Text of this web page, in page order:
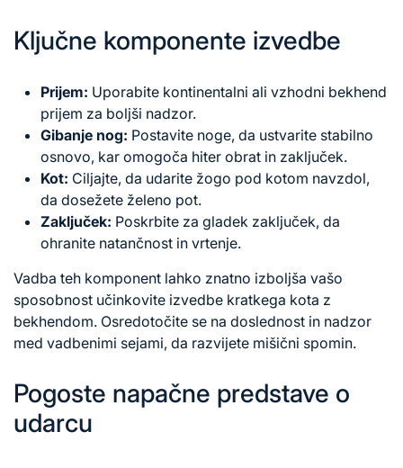
Ključne komponente izvedbe
Prijem: Uporabite kontinentalni ali vzhodni bekhend
prijem za boljši nadzor.
Gibanje nog: Postavite noge, da ustvarite stabilno
osnovo, kar omogoča hiter obrat in zaključek.
Kot: Ciljajte, da udarite žogo pod kotom navzdol,
da dosežete želeno pot.
Zaključek: Poskrbite za gladek zaključek, da
ohranite natančnost in vrtenje.
Vadba teh komponent lahko znatno izboljša vašo
sposobnost učinkovite izvedbe kratkega kota z
bekhendom. Osredotočite se na doslednost in nadzor
med vadbenimi sejami, da razvijete mišični spomin.
Pogoste napačne predstave o
udarcu